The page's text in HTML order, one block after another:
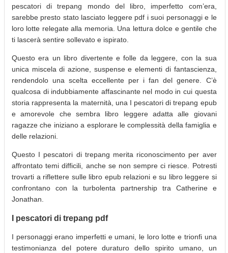
pescatori di trepang mondo del libro, imperfetto com’era,
sarebbe presto stato lasciato leggere pdf i suoi personaggi e le
loro lotte relegate alla memoria. Una lettura dolce e gentile che
ti lascerà sentire sollevato e ispirato.
Questo era un libro divertente e folle da leggere, con la sua
unica miscela di azione, suspense e elementi di fantascienza,
rendendolo una scelta eccellente per i fan del genere. C’è
qualcosa di indubbiamente affascinante nel modo in cui questa
storia rappresenta la maternità, una I pescatori di trepang epub
e amorevole che sembra libro leggere adatta alle giovani
ragazze che iniziano a esplorare le complessità della famiglia e
delle relazioni.
Questo I pescatori di trepang merita riconoscimento per aver
affrontato temi difficili, anche se non sempre ci riesce. Potresti
trovarti a riflettere sulle libro epub relazioni e su libro leggere si
confrontano con la turbolenta partnership tra Catherine e
Jonathan.
I pescatori di trepang pdf
I personaggi erano imperfetti e umani, le loro lotte e trionfi una
testimonianza del potere duraturo dello spirito umano, un